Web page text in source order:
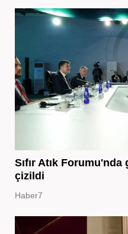
Sıfır Atık
çizildi
Haber7